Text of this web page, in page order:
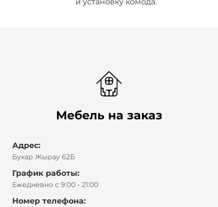
Мебель на заказ
Адрес:
Бухар Жырау 62Б
График работы:
Ежедневно с 9:00 - 21:00
Номер телефона: